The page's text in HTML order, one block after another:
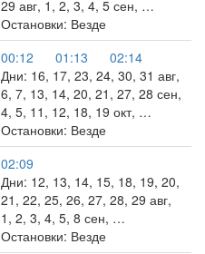
29 авг, 1, 2, 3, 4, 5 сен, …
Остановки: Везде
00:12
01:13
02:14
Дни: 16, 17, 23, 24, 30, 31 авг,
6, 7, 13, 14, 20, 21, 27, 28 сен,
4, 5, 11, 12, 18, 19 окт, …
Остановки: Везде
02:09
Дни: 12, 13, 14, 15, 18, 19, 20,
21, 22, 25, 26, 27, 28, 29 авг,
1, 2, 3, 4, 5, 8 сен, …
Остановки: Везде